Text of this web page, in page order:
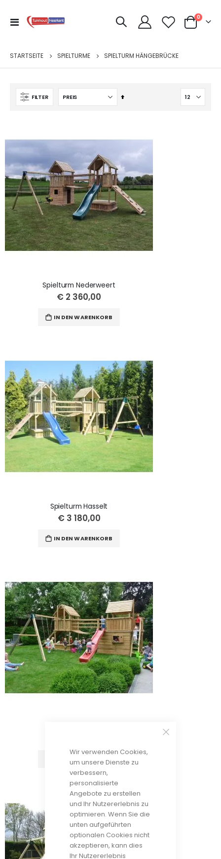
Wir verwenden Cookies,
um unsere Dienste zu
verbessern,
personalisierte
Angebote zu erstellen
und Ihr Nutzererlebnis zu
optimieren. Wenn Sie die
unten aufgeführten
optionalen Cookies nicht
akzeptieren, kann dies
Ihr Nutzererlebnis
Navigation
umschalten
Cart
0Artikel
STARTSEITE SPIELTURME SPIELTURM HÄNGEBRÜCKE
FILTER
Absteigend
Spielturm Nederweert
€ 2 360,00
IN DEN WARENKORB
Spielturm Hasselt
€ 3 180,00
IN DEN WARENKORB
IN DEN WARENKORB